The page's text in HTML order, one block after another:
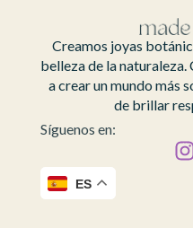
Creamos joyas
belleza de la
a crear un mundo más
de brillar
Síguenos en:
ES